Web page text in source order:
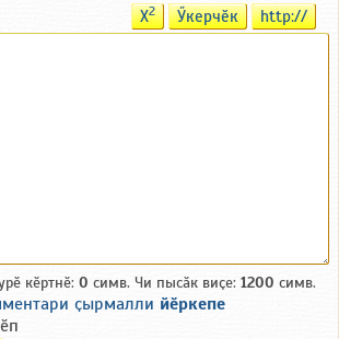
X2 Ӳкерчӗк http://
кӗртнӗ: 0 симв. Чи пысӑк виҫе: 1200 симв.
ҫырмалли йӗркепе